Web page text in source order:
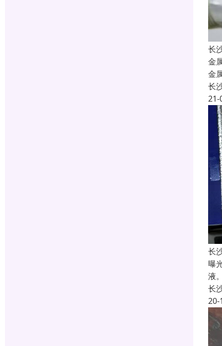
长
金
金
长
21-
长
曝
液
长
20-